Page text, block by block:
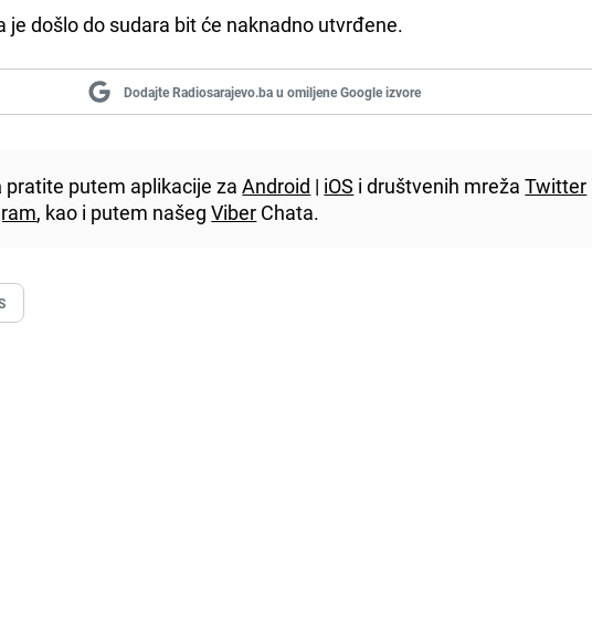
je došlo do sudara bit će naknadno utvrđene.
Dodajte Radiosarajevo.ba u omiljene Google izvore
pratite putem aplikacije zaAndroid | iOS i društvenih mrežaTwitter
, kao i putem našegViber Chata.